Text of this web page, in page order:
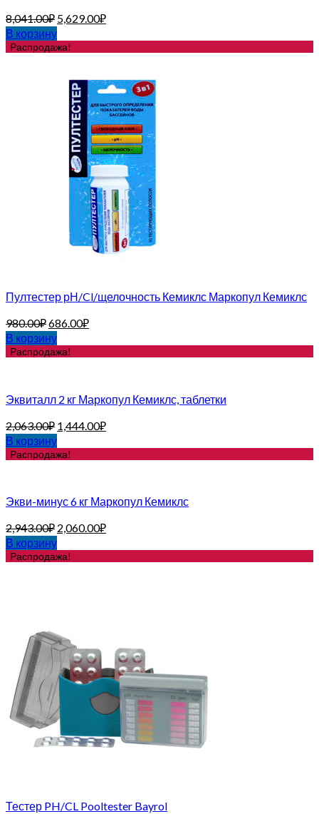
8,041.00₽ 5,629.00₽
В корзину
Распродажа!
Пултестер рН/Cl/щелочность Кемиклс Маркопул Кемиклс
980.00₽686.00₽
В корзину
Распродажа!
Эквиталл 2 кг Маркопул Кемиклс, таблетки
2,063.00₽ 1,444.00₽
В корзину
Распродажа!
Экви-минус 6 кг Маркопул Кемиклс
2,943.00₽ 2,060.00₽
В корзину
Распродажа!
Тестер PH/CL Pooltester Bayrol